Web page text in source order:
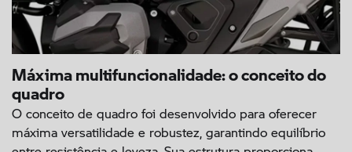
Máxima multifuncionalidade: o conceito do
quadro
O conceito de quadro foi desenvolvido para oferecer
máxima versatilidade e robustez, garantindo equilíbrio